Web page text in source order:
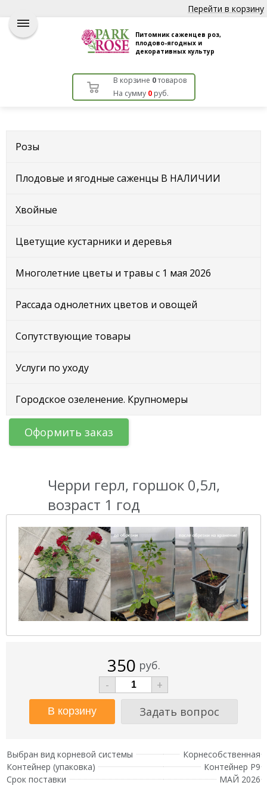
Перейти в корзину
Питомник саженцев роз,
плодово-ягодных и
декоративных культур
В корзине 0товаров
На сумму 0руб.
Розы
Плодовые и ягодные саженцы В НАЛИЧИИ
Хвойные
Цветущие кустарники и деревья
Многолетние цветы и травы с 1 мая 2026
Рассада однолетних цветов и овощей
Сопутствующие товары
Услуги по уходу
Городское озеленение. Крупномеры
Оформить заказ
Черри герл, горшок 0,5л,
возраст 1 год
350 руб.
-
+
Задать вопрос
Выбран вид корневой системы
Корнесобственная
Контейнер (упаковка)
Контейнер Р9
Срок поставки
МАЙ 2026